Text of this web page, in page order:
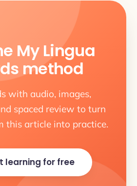
My Lingua
method
with audio, images,
spaced review to turn
this article into practice.
learning for free